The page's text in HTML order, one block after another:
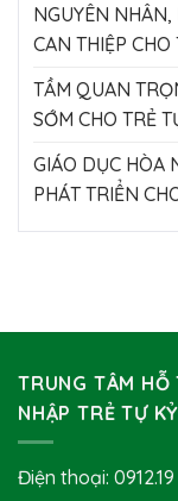
NGUYÊN
CAN THIỆP CHO
TẦM QUAN
SỚM CHO TRẺ
GIÁO DỤC HÒA
PHÁT TRIỂN
TRUNG TÂM HỖ
NHẬP TRẺ TỰ
Điện thoại: 0912.19